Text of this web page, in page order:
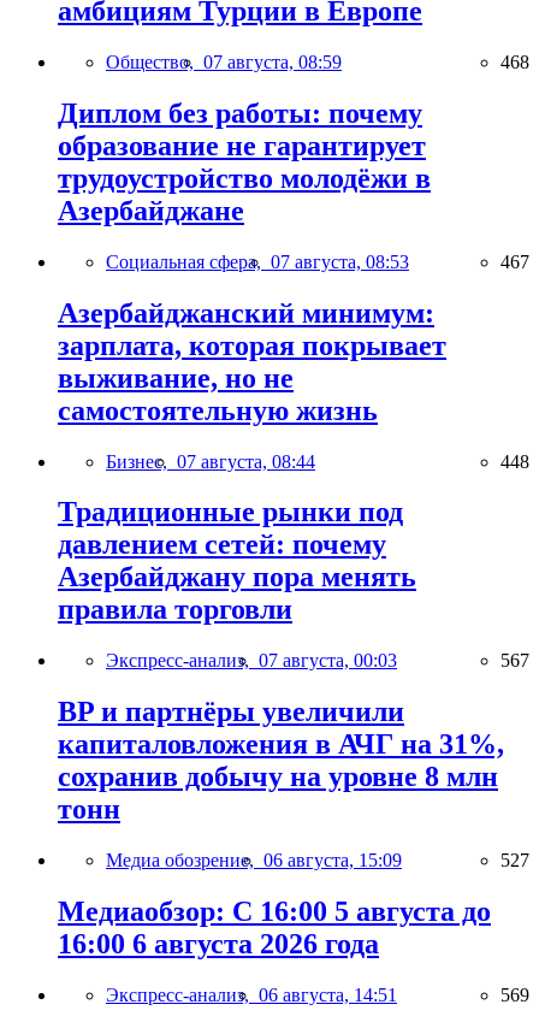
амбициям Турции в Европе
Общество, 07 августа, 08:59 468
Диплом без работы: почему
образование не гарантирует
трудоустройство молодёжи в
Азербайджане
Социальная сфера, 07 августа, 08:53 467
Азербайджанский минимум:
зарплата, которая покрывает
выживание, но не
самостоятельную жизнь
Бизнес, 07 августа, 08:44 448
Традиционные рынки под
давлением сетей: почему
Азербайджану пора менять
правила торговли
Экспресс-анализ, 07 августа, 00:03 567
BP и партнёры увеличили
капиталовложения в АЧГ на 31%,
сохранив добычу на уровне 8 млн
тонн
Медиа обозрение, 06 августа, 15:09 527
Медиаобзор: С 16:00 5 августа до
16:00 6 августа 2026 года
Экспресс-анализ, 06 августа, 14:51 569